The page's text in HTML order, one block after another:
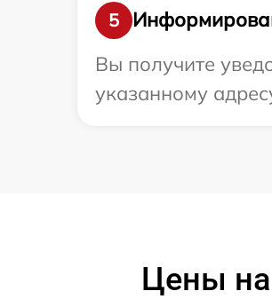
5
Вы получите
указанному
Цены